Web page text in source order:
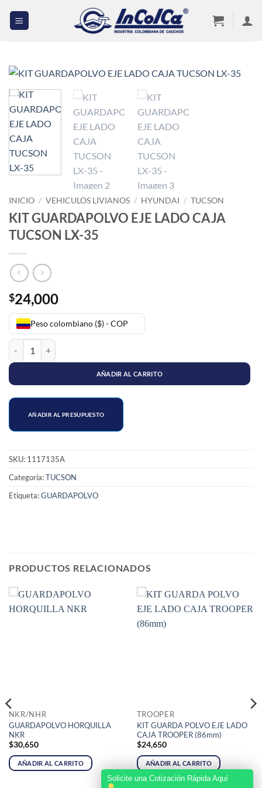
INICIO / VEHICULOS LIVIANOS / HYUNDAI / TUCSON
KIT GUARDAPOLVO EJE LADO CAJA
TUCSON LX-35
$24,000
Peso colombiano ($) - COP
KIT GUARDAPOLVO EJE LADO CAJA TUCSON LX-35 cantidad
AÑADIR AL CARRITO
AÑADIR AL PRESUPUESTO
SKU: 1117135A
Categoría:TUCSON
Etiqueta:GUARDAPOLVO
PRODUCTOS RELACIONADOS
NKR/NHR
GUARDAPOLVO HORQUILLA
NKR
$30,650
AÑADIR AL CARRITO
TROOPER
KIT GUARDA POLVO EJE LADO
CAJA TROOPER (86mm)
$24,650
AÑADIR AL CARRITO
Solicite una Cotización Rápida Aquí